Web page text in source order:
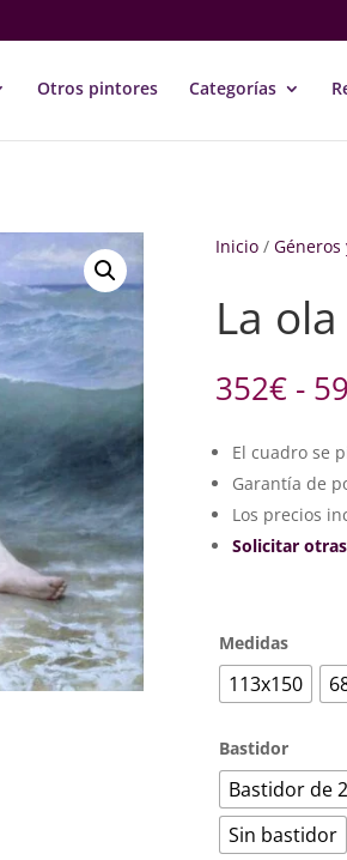
Otros pintores Categorías
Inicio/ Géneros
La ola
352€ -
El cuadro se
Garantía de
Los precios
Solicitar
Medidas
113x150
Bastidor
Bastidor de
Sin bastidor